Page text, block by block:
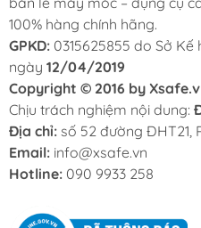
100% hàng chính hãng.
GPKD: 0315625855 do Sở
ngày 12/04/2019
Copyright © 2016 by
Chịu trách nghiệm nội dung:
Địa chỉ: số 52 đường ĐHT21,
Email: info@xsafe.vn
Hotline: 090 9933 258